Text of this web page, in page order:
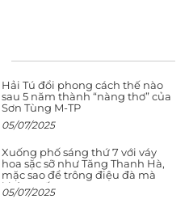
Hải Tú đổi phong cách thế nào
sau 5 năm thành “nàng thơ” của
Sơn Tùng M-TP
05/07/2025
Xuống phố sáng thứ 7 với váy
hoa sặc sỡ như Tăng Thanh Hà,
mặc sao để trông điệu đà mà
không sến
05/07/2025